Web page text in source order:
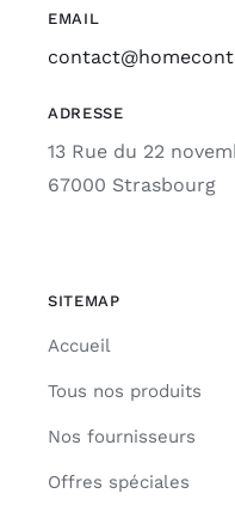
EMAIL
ADRESSE
13 Rue du 22
67000 Strasbourg
SITEMAP
Accueil
Tous nos produits
Nos fournisseurs
Offres spéciales